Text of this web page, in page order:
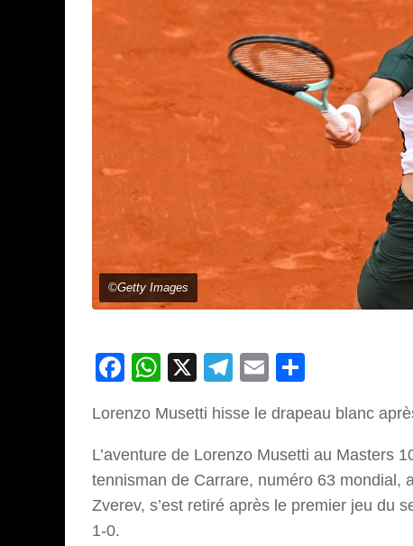
©Getty Images
Facebook
WhatsApp
X Telegram
Email
Lorenzo Musetti hisse le drapeau blanc
L’aventure de Lorenzo Musetti au Masters
tennisman de Carrare, numéro 63 mondial,
Zverev, s’est retiré après le premier jeu du
1-0.